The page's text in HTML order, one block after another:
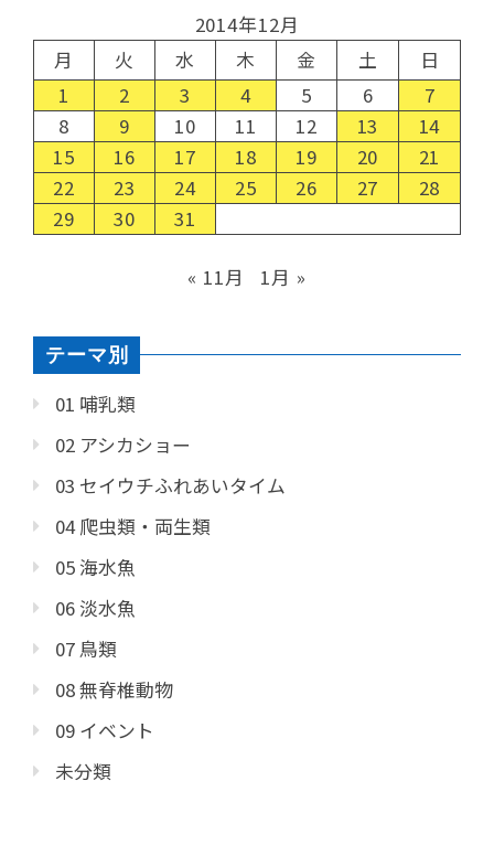
2014年12月
月
火 水 木 金 土
日
1
2 3 4 5 6
7
8
9 10 11 12 13
14
15
16 17 18 19 20
21
22
23 24 25 26 27
28
29
30 31
« 11月 1月 »
テーマ別
01 哺乳類
02 アシカショー
03 セイウチふれあいタイム
04 爬虫類・両生類
05 海水魚
06 淡水魚
07 鳥類
08 無脊椎動物
09 イベント
未分類